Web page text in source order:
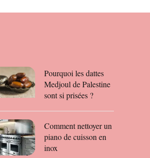
Pourquoi les dattes
Medjoul de Palestine
sont si prisées ?
Comment nettoyer un
piano de cuisson en
inox​